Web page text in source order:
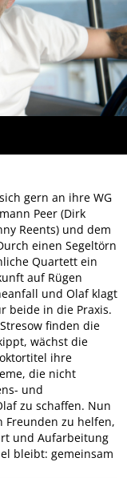
gern an ihre WG
Peer (Dirk
Reents) und dem
einen Segeltörn
Quartett ein
auf Rügen
und Olaf klagt
beide in die Praxis.
finden die
wächst die
ihre
die nicht
und
zu schaffen. Nun
Freunden zu helfen,
und Aufarbeitung
bleibt: gemeinsam